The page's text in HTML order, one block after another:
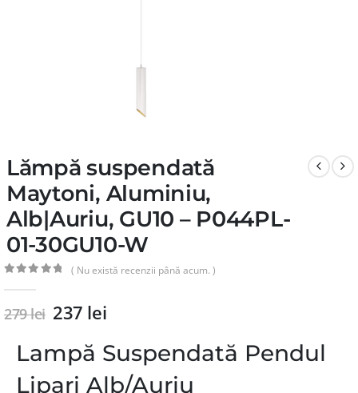
Lămpă suspendată
Maytoni, Aluminiu,
Alb|Auriu, GU10 – P044PL-
01-30GU10-W
( Nu există recenzii până acum. )
279lei 237 lei
Lampă Suspendată Pendul
Lipari Alb/Auriu